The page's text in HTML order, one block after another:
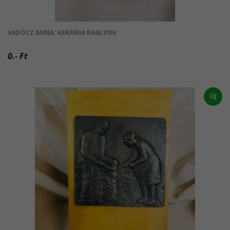
VADÓCZ ANNA: KERÁMIA BAGLYOK
0.- Ft
ÚJ